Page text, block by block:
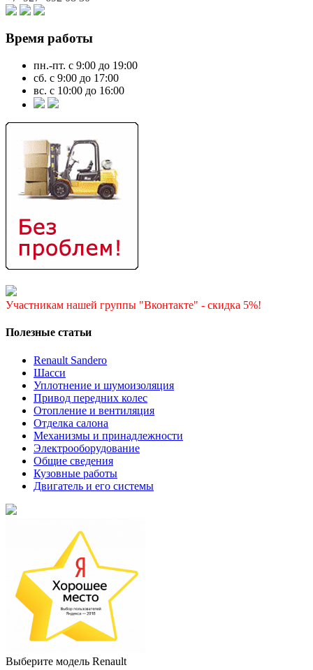
Время работы
пн.-пт. с 9:00 до 19:00
сб. с 9:00 до 17:00
вс. с 10:00 до 16:00
Участникам нашей группы "Вконтакте" - скидка 5%!
Полезные статьи
Renault Sandero
Шасси
Уплотнение и шумоизоляция
Привод передних колес
Отопление и вентиляция
Отделка салона
Механизмы и принадлежности
Электрооборудование
Общие сведения
Кузовные работы
Двигатель и его системы
Выберите модель Renault